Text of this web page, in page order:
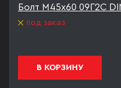
Болт М45х60 09Г2С
под заказ
В КОРЗИНУ